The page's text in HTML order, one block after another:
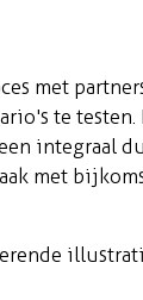
met
te
integraal
met